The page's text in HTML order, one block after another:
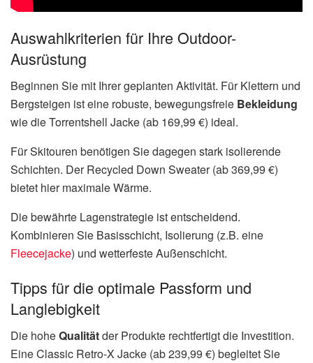
Auswahlkriterien für Ihre Outdoor-
Ausrüstung
Beginnen Sie mit Ihrer geplanten Aktivität. Für Klettern und
Bergsteigen ist eine robuste, bewegungsfreie Bekleidung
wie die Torrentshell Jacke (ab 169,99 €) ideal.
Für Skitouren benötigen Sie dagegen stark isolierende
Schichten. Der Recycled Down Sweater (ab 369,99 €)
bietet hier maximale Wärme.
Die bewährte Lagenstrategie ist entscheidend.
Kombinieren Sie Basisschicht, Isolierung (z.B. eine
Fleecejacke) und wetterfeste Außenschicht.
Tipps für die optimale Passform und
Langlebigkeit
Die hoheQualitätder Produkte rechtfertigt die Investition.
Eine Classic Retro-X Jacke (ab 239,99 €) begleitet Sie